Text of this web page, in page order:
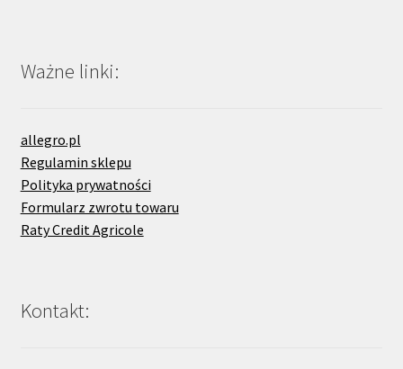
Ważne linki:
allegro.pl
Regulamin sklepu
Polityka prywatności
Formularz zwrotu towaru
Raty Credit Agricole
Kontakt: